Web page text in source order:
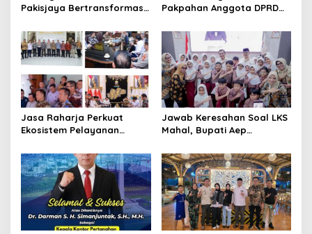
s
Pakisjaya Bertransformasi
Modern, Produktif, dan
Berdaya Saing
Pakpahan Anggota DPRD
Keluhkan Lampu Jalan
Jasa Raharja Perkuat
Ekosistem Pelayanan
Pemprov dan Polda Jambi
Jawab Keresahan Soal LKS
Mahal, Bupati Aep
SMP di Karawang